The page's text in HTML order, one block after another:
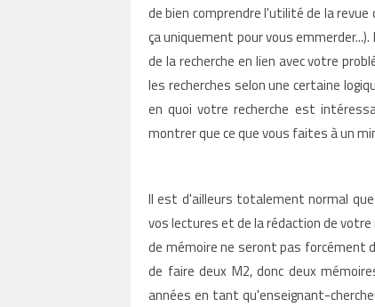
de bien comprendre l'utilité de la
ça uniquement pour vous
de la recherche en lien avec votre
les recherches selon une certaine
en quoi votre recherche est
montrer que ce que vous faites à un
Il est d'ailleurs totalement normal
vos lectures et de la rédaction de
de mémoire ne seront pas forcément
de faire deux M2, donc deux
années en tant qu'enseignant-